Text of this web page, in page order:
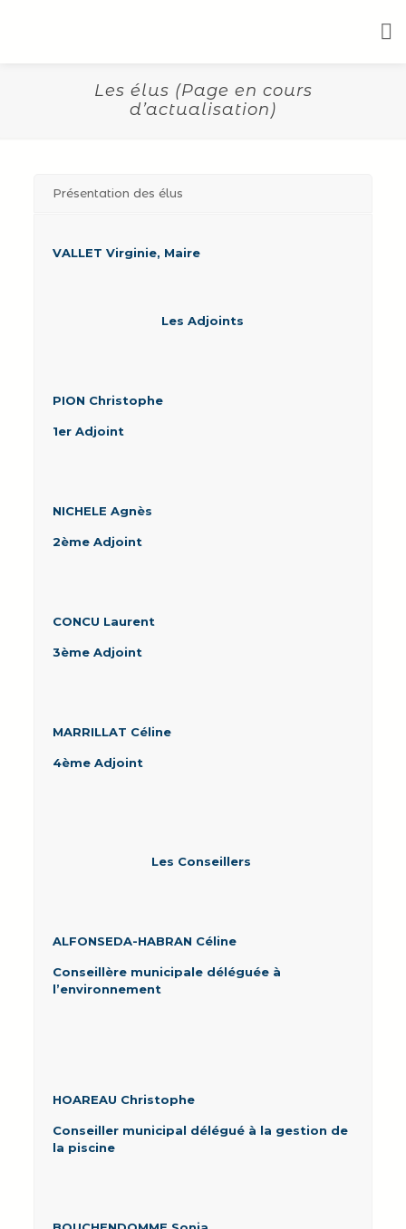
Les élus (Page en cours
d’actualisation)
Présentation des élus
VALLET Virginie, Maire
Les Adjoints
PION Christophe
1er Adjoint
NICHELE Agnès
2ème Adjoint
CONCU Laurent
3ème Adjoint
MARRILLAT Céline
4ème Adjoint
Les Conseillers
ALFONSEDA-HABRAN Céline
Conseillère municipale déléguée à
l’environnement
HOAREAU Christophe
Conseiller municipal délégué à la gestion de
la piscine